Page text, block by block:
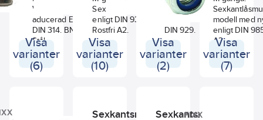
Vingmutter
aducerad Enligt
DIN 314. BN 213.
Stål
blankförzinkad.
Visa
varianter
(6)
Sexkantmutter
enligt DIN 934.
Rostfri A2.
Visa
varianter
(10)
Svetsmutter
sexkant enligt
DIN 929.
Visa
varianter
(2)
modell med
enligt DIN
A2
Visa
varianter
(7)
SexkantsmutterSexkantsmutter
FIXX